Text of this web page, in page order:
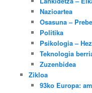
Nazioartea
Osasuna –
Politika
Psikologia –
Teknologia
Zuzenbidea
Zikloa
93ko Europa: